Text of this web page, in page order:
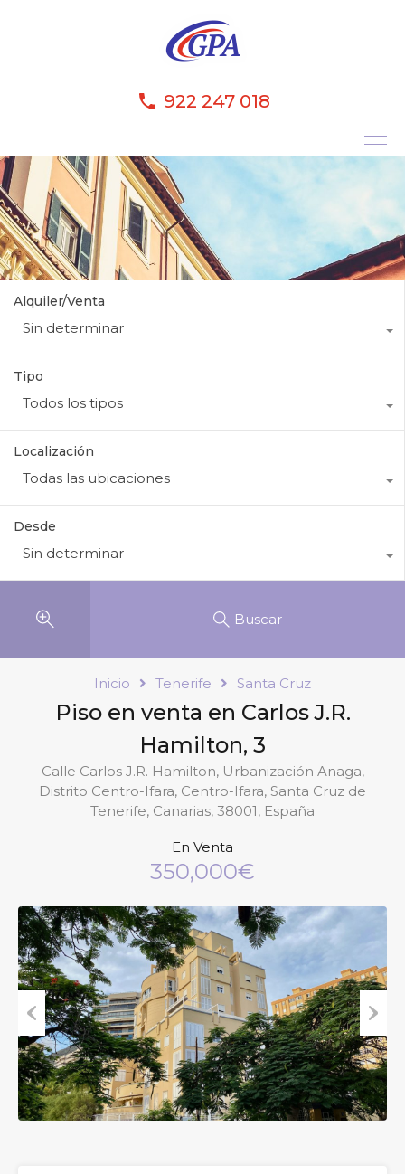
922 247 018
Alquiler/Venta
Sin determinar
Tipo
Todos los tipos
Localización
Todas las ubicaciones
Desde
Sin determinar
Buscar
Inicio Tenerife Santa Cruz
Piso en venta en Carlos J.R.
Hamilton, 3
Calle Carlos J.R. Hamilton, Urbanización Anaga,
Distrito Centro-Ifara, Centro-Ifara, Santa Cruz de
Tenerife, Canarias, 38001, España
En Venta
350,000€
Previous Next